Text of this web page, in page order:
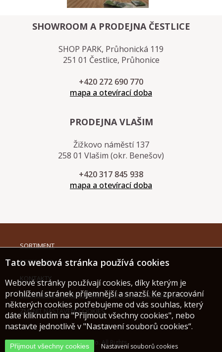
Tato webová stránka používá cookies
Webové stránky používají cookies, díky kterým je
prohlížení stránek příjemnější a snazší. Ke zpracování
některých cookies potřebujeme od vás souhlas, který
dáte kliknutím na "Přijmout všechny cookies", nebo
nastavte jednotlivě v "Nastavení souborů cookies“.
Přijmout všechny cookies Nastavení souborů cookies
SHOWROOM A PRODEJNA ČESTLICE
SHOP PARK, Průhonická 119
251 01 Čestlice, Průhonice
+420 272 690 770
mapa a otevírací doba
PRODEJNA VLAŠIM
Žižkovo náměstí 137
258 01 Vlašim (okr. Benešov)
+420 317 845 938
mapa a otevírací doba
SORTIMENT
REFERENCE
KONTAKTY
INFORMACE O ZPRACOVÁNÍ A OCHRANĚ OSOBNÍCH ÚDAJŮ
ZMĚNIT NASTAVENÍ COOKIES
© 2019 HT Parket CZ s.r.o. All Rights